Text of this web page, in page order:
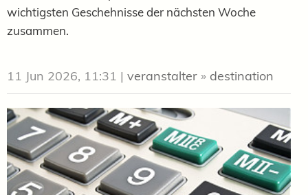
wichtigsten Geschehnisse der nächsten Woche
zusammen.
11 Jun 2026, 11:31 | veranstalter » destination